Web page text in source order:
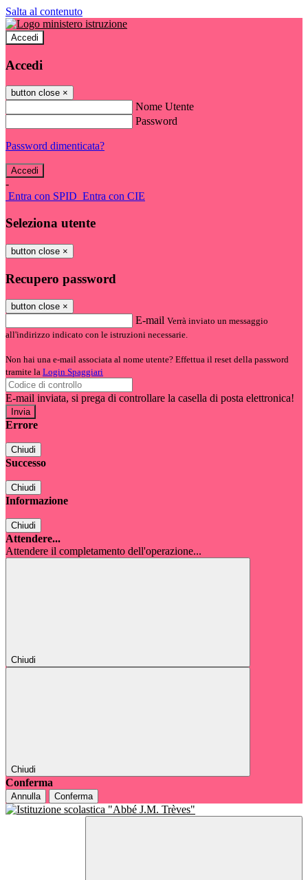
Salta al contenuto
Accedi
Accedi
button close ×
Nome Utente
Password
Password dimenticata?
-
Entra con SPID Entra con CIE
Seleziona utente
button close ×
Recupero password
button close ×
E-mail Verrà inviato un messaggio
all'indirizzo indicato con le istruzioni necessarie.
Non hai una e-mail associata al nome utente? Effettua il reset della password
tramite la Login Spaggiari
E-mail inviata, si prega di controllare la casella di posta elettronica!
Errore
Chiudi
Successo
Chiudi
Informazione
Chiudi
Attendere...
Attendere il completamento dell'operazione...
Chiudi
Chiudi
Conferma
Annulla Conferma